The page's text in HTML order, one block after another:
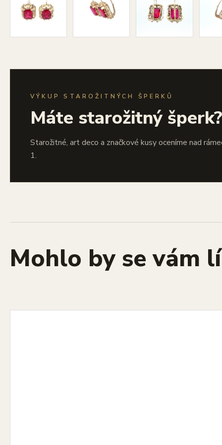
VÝKUP STAROŽITNÝCH ŠPERKŮ
Máte starožitný šperk?
Starožitné, art deco a značkové kusy oceníme nad
1.
Mohlo by se vám